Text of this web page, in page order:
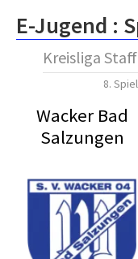
E-Jugend :
Kreisliga
8.
Wacker Bad
Salzungen